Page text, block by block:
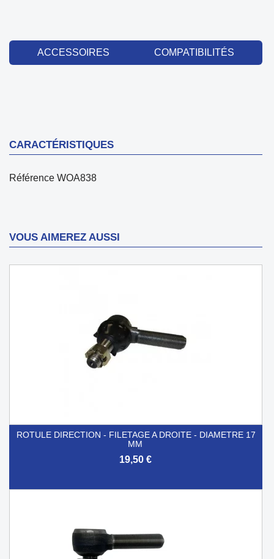
ACCESSOIRES COMPATIBILITÉS
CARACTÉRISTIQUES
Référence WOA838
VOUS AIMEREZ AUSSI
ROTULE DIRECTION - FILETAGE A DROITE - DIAMETRE 17
MM
19,50 €